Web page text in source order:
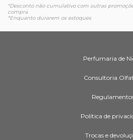
*Desconto não cumulativo com outras
compra.
*Enquanto durarem os estoques
Perfumaria de
Consultoria
Política de
Trocas e